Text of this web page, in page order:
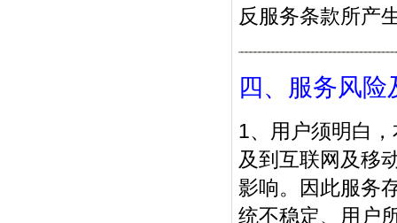
反服务条款所产
四、服务风险
1、用户须明白
及到互联网及移
影响。因此服务
统不稳定、用户